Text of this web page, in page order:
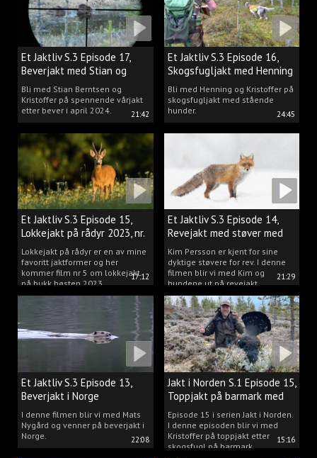
21:42
Et Jaktliv S.3 Episode 17,
Beverjakt med Stian og
Kristoffer
Bli med Stian Berntsen og
Kristoffer på spennende vårjakt
etter bever i april 2024.
24:45
Et Jaktliv S.3 Episode 16,
Skogsfugljakt med Henning
Mathisen
Bli med Henning og Kristoffer på
skogsfugljakt med stående
hunder.
17:12
Et Jaktliv S.3 Episode 15,
Lokkejakt på rådyr 2023, nr.
5Lokkejakt på rådyr er en av mine
favoritt jaktformer og her
kommer film nr 5 om lokkejakt
på bukk høsten 2023.
21:29
Et Jaktliv S.3 Episode 14,
Revejakt med støver med
Kim Persson
Kim Persson er kjent for sine
dyktige støvere for rev. I denne
filmen blir vi med Kim og
hundene ut på revejakt.
22:08
Et Jaktliv S.3 Episode 13,
Beverjakt i Norge
I denne filmen blir vi med Mats
Nygård og venner på beverjakt i
Norge.
15:16
Jakt i Norden S.1 Episode 15,
Toppjakt på barmark med
Kristoffer Clausen
Episode 15 i serien Jakt i Norden.
I denne episoden blir vi med
Kristoffer på toppjakt etter
skogsfugl på barmark.